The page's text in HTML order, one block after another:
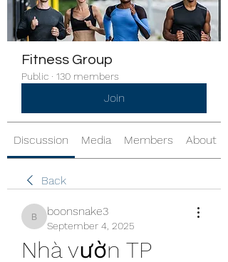
Fitness Group
Public · 130 members
Join
Discussion Media Members About
Back
boonsnake3
boonsnake3
September 4, 2025
Nhà vườn TP